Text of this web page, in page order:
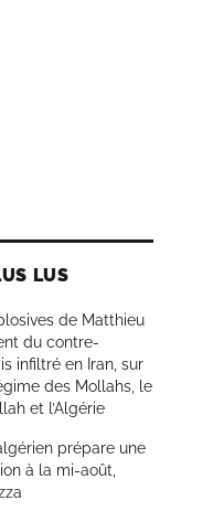
LUS
de Matthieu
du contre-
infiltré en Iran, sur
des Mollahs, le
et l’Algérie
prépare une
à la mi-août,